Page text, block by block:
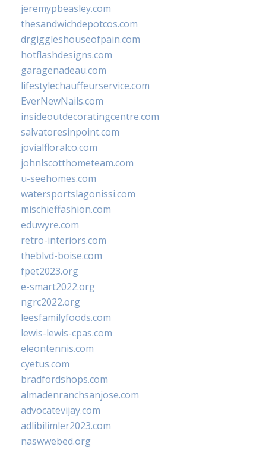
jeremypbeasley.com
thesandwichdepotcos.com
drgiggleshouseofpain.com
hotflashdesigns.com
garagenadeau.com
lifestylechauffeurservice.com
EverNewNails.com
insideoutdecoratingcentre.com
salvatoresinpoint.com
jovialfloralco.com
johnlscotthometeam.com
u-seehomes.com
watersportslagonissi.com
mischieffashion.com
eduwyre.com
retro-interiors.com
theblvd-boise.com
fpet2023.org
e-smart2022.org
ngrc2022.org
leesfamilyfoods.com
lewis-lewis-cpas.com
eleontennis.com
cyetus.com
bradfordshops.com
almadenranchsanjose.com
advocatevijay.com
adlibilimler2023.com
naswwebed.org